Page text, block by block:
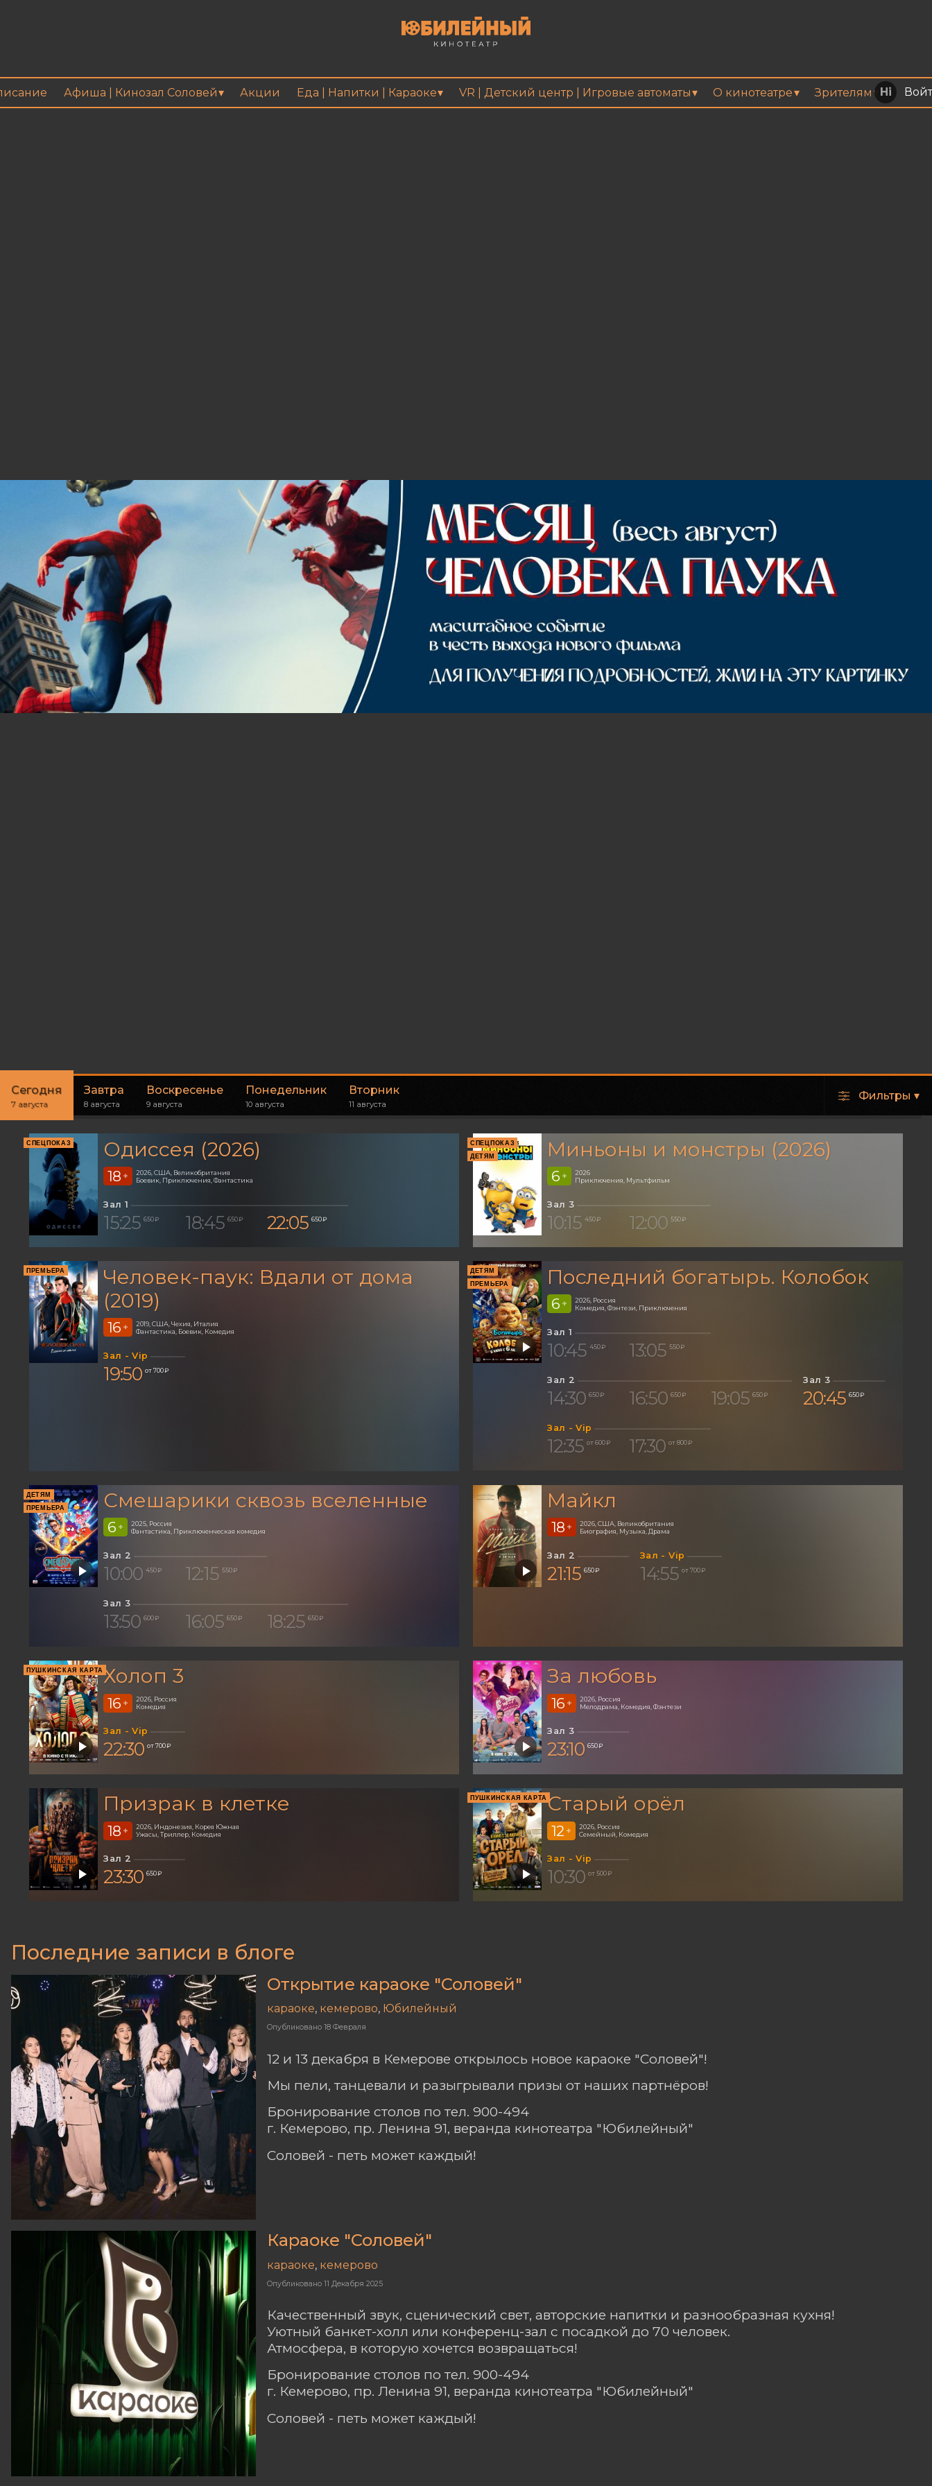
Афиша | Кинозал Соловей Акции Еда | Напитки | Караоке VR | Детский центр | Игровые автоматы О кинотеатре Зрителям
Сегодня
7 августа
Завтра
8 августа
Воскресенье
9 августа
Понедельник
10 августа
Вторник
11 августа
Фильтры ▾
СПЕЦПОКАЗ Одиссея (2026)
18 +
2026, США, Великобритания
Боевик, Приключения, Фантастика
Зал 1
15:25 650 ₽ 18:45 650 ₽ 22:05 650 ₽
СПЕЦПОКАЗ
ДЕТЯМ
Миньоны и монстры (2026)
6 +
2026
Приключения, Мультфильм
Зал 3
10:15 450 ₽ 12:00 550 ₽
ПРЕМЬЕРА
Человек-паук: Вдали от дома
(2019)
16 +
2019, США, Чехия, Италия
Фантастика, Боевик, Комедия
Зал - Vip
19:50 от 700 ₽
ДЕТЯМ
ПРЕМЬЕРА
Последний богатырь. Колобок
6 +
2026, Россия
Комедия, Фэнтези, Приключения
Зал 1
10:45 450 ₽ 13:05 550 ₽
Зал 2
14:30 650 ₽ 16:50 650 ₽ 19:05 650 ₽
Зал 3
20:45 650 ₽
Зал - Vip
12:35 от 600 ₽ 17:30 от 800 ₽
ДЕТЯМ
ПРЕМЬЕРА
Смешарики сквозь вселенные
6 +
2025, Россия
Фантастика, Приключенческая комедия
Зал 2
10:00 450 ₽ 12:15 550 ₽
Зал 3
13:50 600 ₽ 16:05 650 ₽ 18:25 650 ₽
Майкл
18 +
2026, США, Великобритания
Биография, Музыка, Драма
Зал 2
21:15 650 ₽
Зал - Vip
14:55 от 700 ₽
ПУШКИНСКАЯ КАРТА Холоп 3
16 +
2026, Россия
Комедия
Зал - Vip
22:30 от 700 ₽
За любовь
16 +
2026, Россия
Мелодрама, Комедия, Фэнтези
Зал 3
23:10 650 ₽
Призрак в клетке
18 +
2026, Индонезия, Корея Южная
Ужасы, Триллер, Комедия
Зал 2
23:30 650 ₽
ПУШКИНСКАЯ КАРТА Старый орёл
12 +
2026, Россия
Семейный, Комедия
Зал - Vip
10:30 от 500 ₽
Последние записи в блоге
Открытие караоке "Соловей"
Опубликовано 18 Февраля
караоке, кемерово, Юбилейный
12 и 13 декабря в Кемерове открылось новое караоке "Соловей"!
Мы пели, танцевали и разыгрывали призы от наших партнёров!
Бронирование столов по тел. 900-494
г. Кемерово, пр. Ленина 91, веранда кинотеатра "Юбилейный"
Соловей - петь может каждый!
Караоке "Соловей"
Опубликовано 11 Декабря 2025
караоке, кемерово
Качественный звук, сценический свет, авторские напитки и разнообразная кухня!
Уютный банкет-холл или конференц-зал с посадкой до 70 человек.
Атмосфера, в которую хочется возвращаться!
Бронирование столов по тел. 900-494
г. Кемерово, пр. Ленина 91, веранда кинотеатра "Юбилейный"
Соловей - петь может каждый!